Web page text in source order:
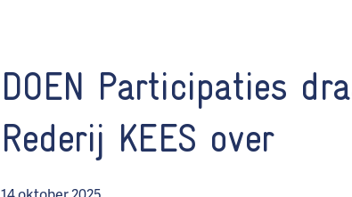
DOEN Participaties
Rederij KEES over